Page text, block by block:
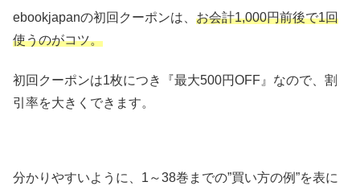
ebookjapanの初回クーポンは、 お会計1,000円前後で1回
使うのがコツ。
初回クーポンは1枚につき『最大500円OFF』なので、割
引率を大きくできます。
分かりやすいように、1～38巻までの”買い方の例”を表に